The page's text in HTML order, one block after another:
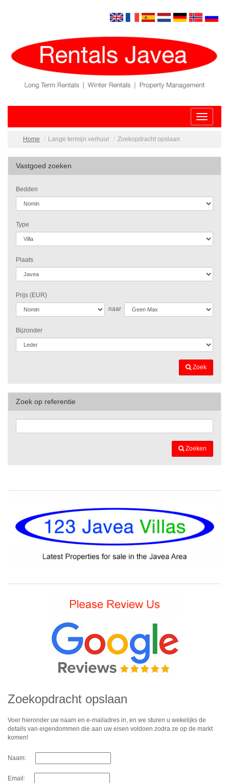
Toggle
Home
Lange termijn verhuur Zoekopdracht opslaan
Vastgoed zoeken
Bedden
Type
Plaats
Prijs (EUR)
naar
Bijzonder
Zoek
Zoek op referentie
Zoeken
Zoekopdracht opslaan
Voer hieronder uw naam en e-mailadres in, en we sturen u wekelijks de
details van eigendommen die aan uw eisen voldoen zodra ze op de markt
komen!
Naam:
Email: